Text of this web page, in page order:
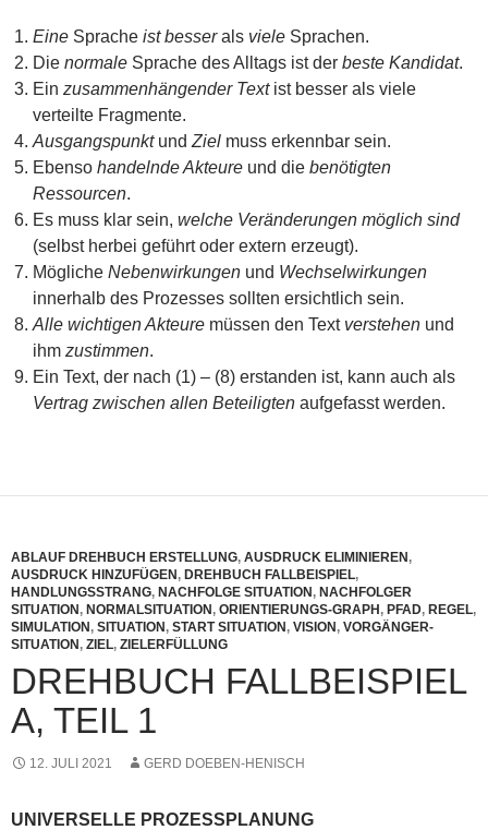
Eine Sprache ist besserals viele Sprachen.
Die normale Sprache des Alltags ist der beste Kandidat.
Ein zusammenhängender Textist besser als viele
verteilte Fragmente.
Ausgangspunktund Ziel muss erkennbar sein.
Ebenso handelnde Akteure und die benötigten
Ressourcen.
Es muss klar sein, welche Veränderungen möglich sind
(selbst herbei geführt oder extern erzeugt).
Mögliche Nebenwirkungen und Wechselwirkungen
innerhalb des Prozesses sollten ersichtlich sein.
Alle wichtigen Akteure müssen den Text verstehen und
ihm zustimmen.
Ein Text, der nach (1) – (8) erstanden ist, kann auch als
Vertrag zwischen allen Beteiligten aufgefasst werden.
ABLAUF DREHBUCH ERSTELLUNG, AUSDRUCK ELIMINIEREN,
AUSDRUCK HINZUFÜGEN, DREHBUCH FALLBEISPIEL,
HANDLUNGSSTRANG, NACHFOLGE SITUATION, NACHFOLGER
SITUATION, NORMALSITUATION, ORIENTIERUNGS-GRAPH, PFAD, REGEL,
SIMULATION, SITUATION, START SITUATION, VISION, VORGÄNGER-
SITUATION, ZIEL, ZIELERFÜLLUNG
DREHBUCH FALLBEISPIEL
A, TEIL 1
12. JULI 2021 GERD DOEBEN-HENISCH
UNIVERSELLE PROZESSPLANUNG